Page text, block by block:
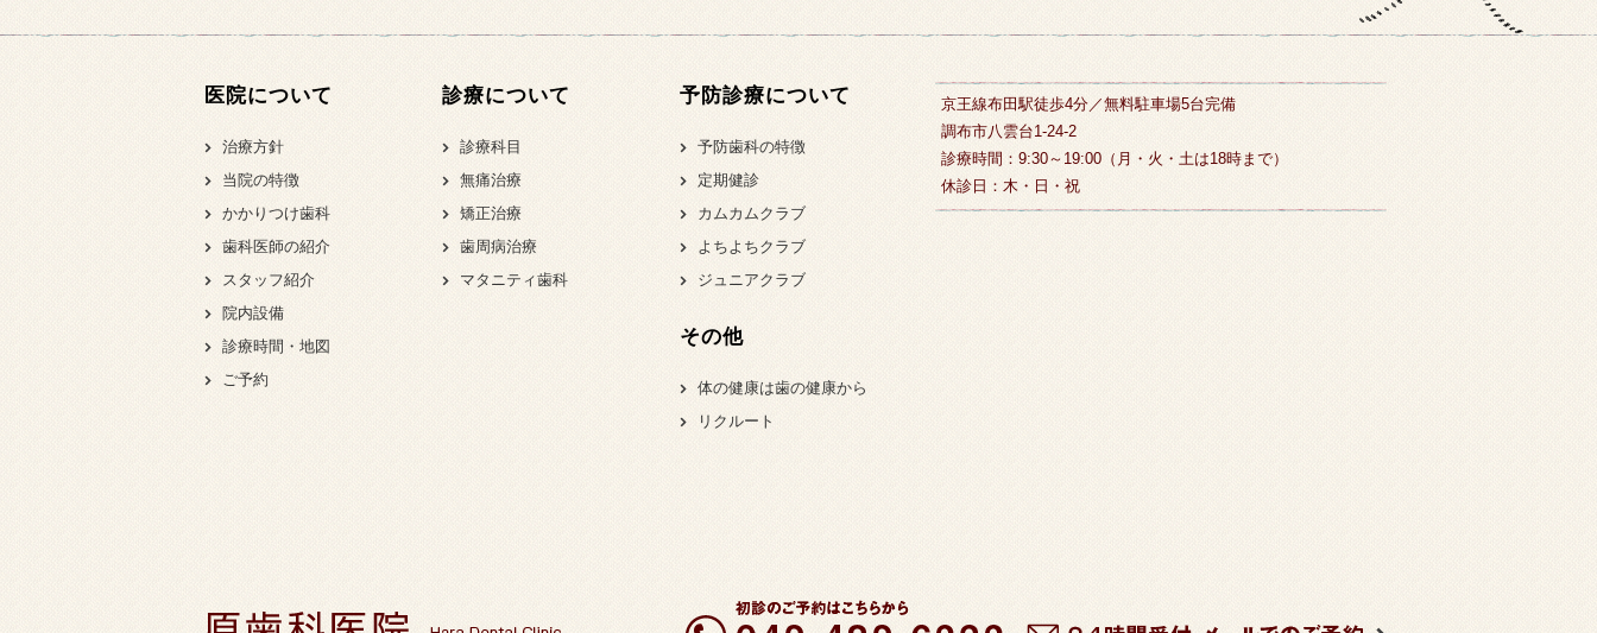
医院について
治療方針
当院の特徴
かかりつけ歯科
歯科医師の紹介
スタッフ紹介
院内設備
診療時間・地図
ご予約
診療について
診療科目
無痛治療
矯正治療
歯周病治療
マタニティ歯科
予防診療について
予防歯科の特徴
定期健診
カムカムクラブ
よちよちクラブ
ジュニアクラブ
その他
体の健康は歯の健康から
リクルート
京王線布田駅徒歩4分／無料駐車場5台完備
調布市八雲台1-24-2
診療時間：9:30～19:00（月・火・土は18時まで）
休診日：木・日・祝